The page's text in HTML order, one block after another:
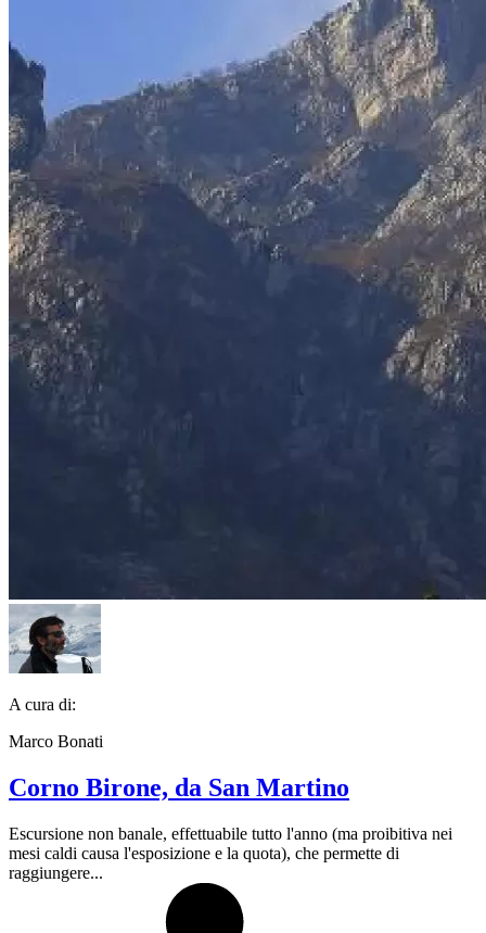
A cura di:
Marco Bonati
Corno Birone, da San Martino
Escursione non banale, effettuabile tutto l'anno (ma proibitiva nei
mesi caldi causa l'esposizione e la quota), che permette di
raggiungere...